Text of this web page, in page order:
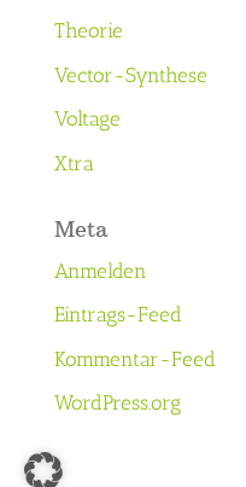
Theorie
Vector-Synthese
Voltage
Xtra
Meta
Anmelden
Eintrags-Feed
Kommentar-Feed
WordPress.org